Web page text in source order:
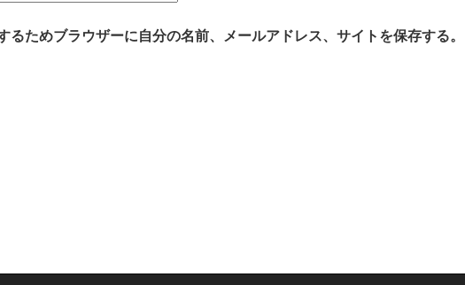
るためブラウザーに自分の名前、メールアドレス、サイトを保存する。